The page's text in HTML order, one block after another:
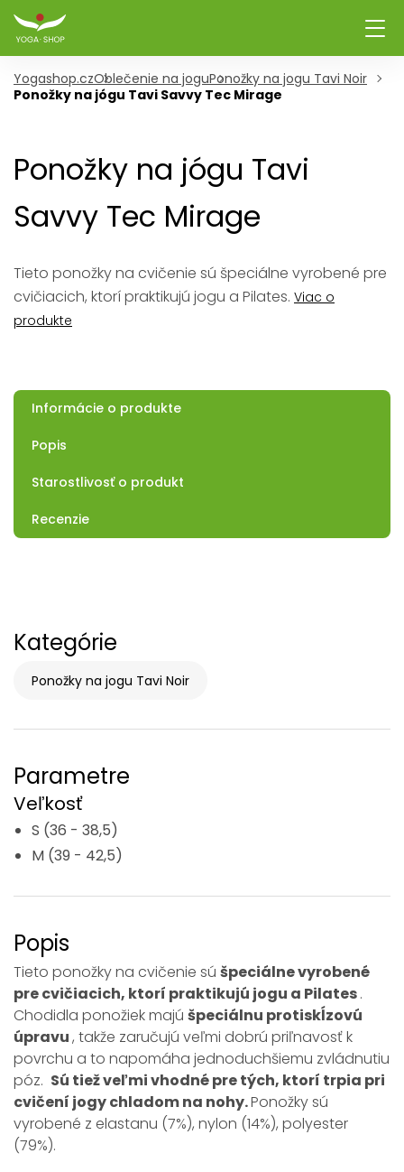
Yogashop.czOblečenie na joguPonožky na jogu Tavi Noir
Ponožky na jógu Tavi Savvy Tec Mirage
Ponožky na jógu Tavi
Savvy Tec Mirage
Tieto ponožky na cvičenie sú špeciálne vyrobené pre
cvičiacich, ktorí praktikujú jogu a Pilates. Viac o
produkte
Informácie o produkte
Popis
Starostlivosť o produkt
Recenzie
Kategórie
Ponožky na jogu Tavi Noir
Parametre
Veľkosť
S (36 - 38,5)
M (39 - 42,5)
Popis
Tieto ponožky na cvičenie sú špeciálne vyrobené
pre cvičiacich, ktorí praktikujú jogu a Pilates.
Chodidla ponožiek majú špeciálnu protiskĺzovú
úpravu, takže zaručujú veľmi dobrú priľnavosť k
povrchu a to napomáha jednoduchšiemu zvládnutiu
póz. Sú tiež veľmi vhodné pre tých, ktorí trpia pri
cvičení jogy chladom na nohy.Ponožky sú
vyrobené z elastanu (7%), nylon (14%), polyester
(79%).